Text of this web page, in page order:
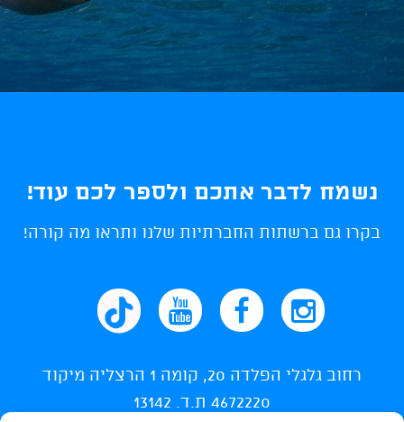
נשמח לדבר אתכם ולספר לכם עוד!
בקרו גם ברשתות החברתיות שלנו ותראו מה קורה!
רחוב גלגלי הפלדה 20, קומה 1 הרצליה מיקוד
4672220 ת.ד. 13142